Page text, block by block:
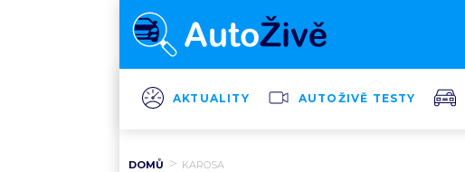
AKTUALITY AUTOŽIVĚ TESTY
DOMŮ KAROSA